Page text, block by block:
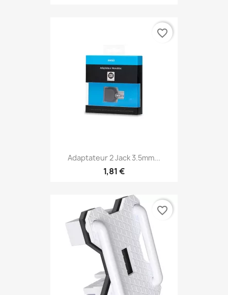
Adaptateur 2 Jack 3.5mm...
1,81 €
favorite_border
favorite_border